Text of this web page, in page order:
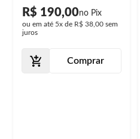
R$ 190,00
ou em até 5x de R$ 38,00 sem
juros
Comprar